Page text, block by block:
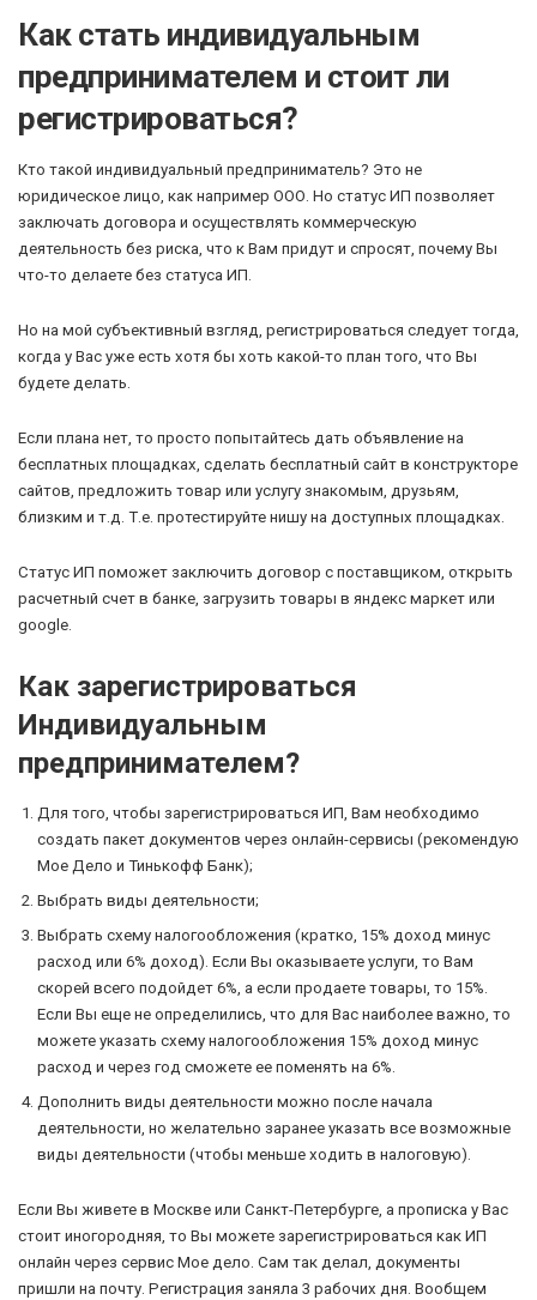
Как стать индивидуальным
предпринимателем и стоит ли
регистрироваться?
Кто такой индивидуальный предприниматель? Это не
юридическое лицо, как например ООО. Но статус ИП позволяет
заключать договора и осуществлять коммерческую
деятельность без риска, что к Вам придут и спросят, почему Вы
что-то делаете без статуса ИП.
Но на мой субъективный взгляд, регистрироваться следует тогда,
когда у Вас уже есть хотя бы хоть какой-то план того, что Вы
будете делать.
Если плана нет, то просто попытайтесь дать объявление на
бесплатных площадках, сделать бесплатный сайт в конструкторе
сайтов, предложить товар или услугу знакомым, друзьям,
близким и т.д. Т.е. протестируйте нишу на доступных площадках.
Статус ИП поможет заключить договор с поставщиком, открыть
расчетный счет в банке, загрузить товары в яндекс маркет или
google.
Как зарегистрироваться
Индивидуальным
предпринимателем?
Для того, чтобы зарегистрироваться ИП, Вам необходимо
создать пакет документов через онлайн-сервисы (рекомендую
Мое Дело и Тинькофф Банк);
Выбрать виды деятельности;
Выбрать схему налогообложения (кратко, 15% доход минус
расход или 6% доход). Если Вы оказываете услуги, то Вам
скорей всего подойдет 6%, а если продаете товары, то 15%.
Если Вы еще не определились, что для Вас наиболее важно, то
можете указать схему налогообложения 15% доход минус
расход и через год сможете ее поменять на 6%.
Дополнить виды деятельности можно после начала
деятельности, но желательно заранее указать все возможные
виды деятельности (чтобы меньше ходить в налоговую).
Если Вы живете в Москве или Санкт-Петербурге, а прописка у Вас
стоит иногородняя, то Вы можете зарегистрироваться как ИП
онлайн через сервис Мое дело. Сам так делал, документы
пришли на почту. Регистрация заняла 3 рабочих дня. Вообщем